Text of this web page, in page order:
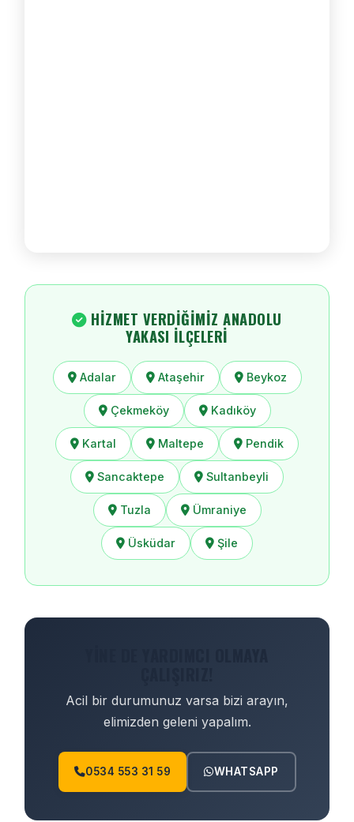
HIZMET VERDIĞIMIZ ANADOLU
YAKASI İLÇELERI
Adalar Ataşehir Beykoz
Çekmeköy Kadıköy
Kartal Maltepe Pendik
Sancaktepe Sultanbeyli
Tuzla Ümraniye
Üsküdar Şile
Acil bir durumunuz varsa bizi arayın,
elimizden geleni yapalım.
0534 553 31 59 WHATSAPP